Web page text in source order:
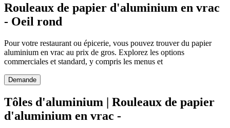
Rouleaux de papier d'aluminium en vrac
- Oeil rond
Pour votre restaurant ou épicerie, vous pouvez trouver du papier
aluminium en vrac au prix de gros. Explorez les options
commerciales et standard, y compris les menus et
Demande
Tôles d'aluminium | Rouleaux de papier
d'aluminium en vrac -